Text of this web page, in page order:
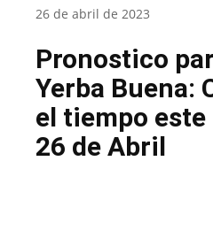
26 de abril de 2023
Pronostico
Yerba Buena:
el tiempo
26 de Abril